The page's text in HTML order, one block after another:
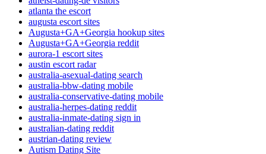
atlanta the escort
augusta escort sites
Augusta+GA+Georgia hookup sites
Augusta+GA+Georgia reddit
aurora-1 escort sites
austin escort radar
australia-asexual-dating search
australia-bbw-dating mobile
australia-conservative-dating mobile
australia-herpes-dating reddit
australia-inmate-dating sign in
australian-dating reddit
austrian-dating review
Autism Dating Site